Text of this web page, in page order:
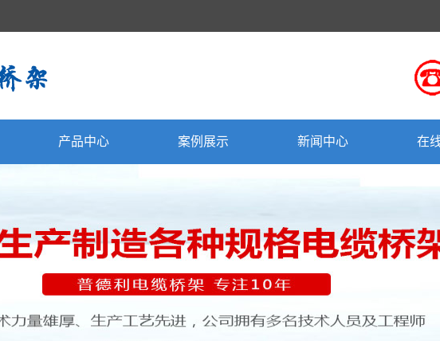
产品中心
梯级式电缆桥架
防火桥架
案例展示 新闻中心
专题报道
在